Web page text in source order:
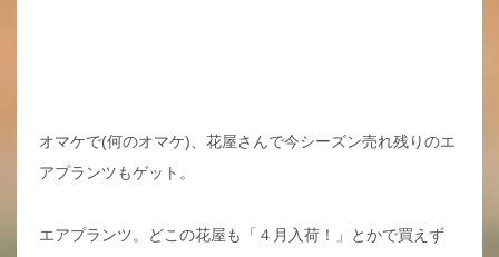
オマケで(何のオマケ)、花屋さんで今シーズン売れ残りのエ
アプランツもゲット。
エアプランツ。どこの花屋も「４月入荷！」とかで買えず